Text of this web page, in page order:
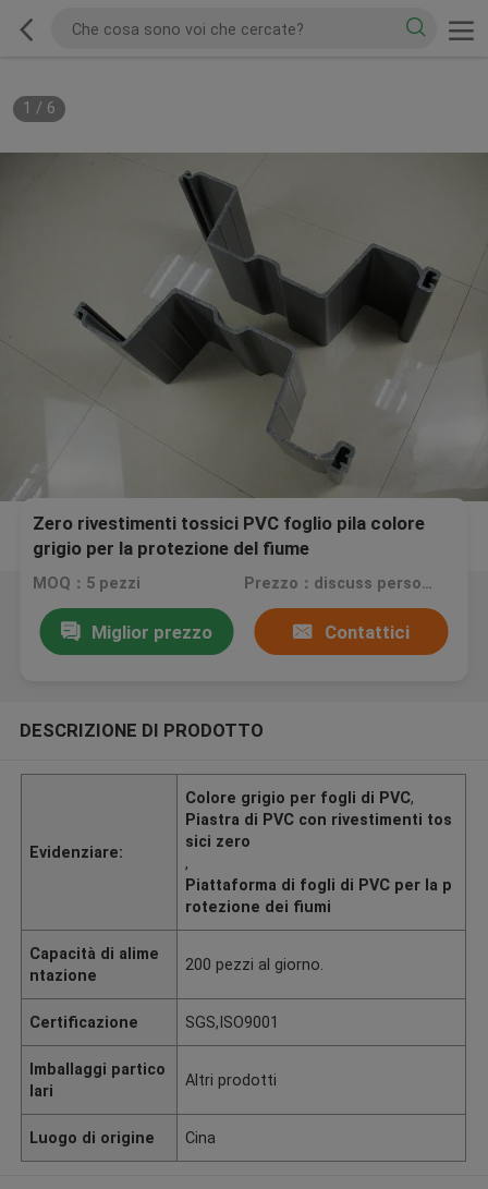
1 / 6
Zero rivestimenti tossici PVC foglio pila colore
grigio per la protezione del fiume
MOQ：5 pezzi Prezzo：discuss personally
Miglior prezzo Contattici
DESCRIZIONE DI PRODOTTO
Evidenziare:
Colore grigio per fogli di PVC,
Piastra di PVC con rivestimenti tos
sici zero
,
Piattaforma di fogli di PVC per la p
rotezione dei fiumi
Capacità di alime
ntazione
200 pezzi al giorno.
Certificazione SGS,ISO9001
Imballaggi partico
lari
Altri prodotti
Luogo di origine Cina